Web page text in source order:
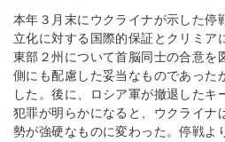
本年３月末にウクライナが示した停
立化に対する国際的保証とクリミア
東部２州について首脳同士の合意を
側にも配慮した妥当なものであった
した。後に、ロシア軍が撤退したキ
犯罪が明らかになると、ウクライナ
勢が強硬なものに変わった。停戦よ